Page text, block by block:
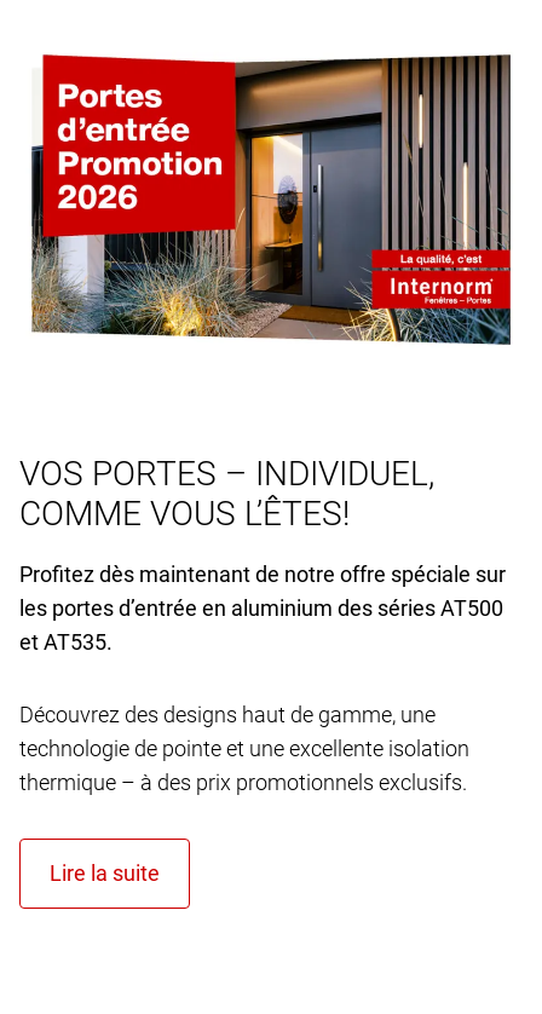
VOS PORTES – INDIVIDUEL,
COMME VOUS L’ÊTES!
Profitez dès maintenant de notre offre spéciale sur
les portes d’entrée en aluminium des séries AT500
et AT535.
Découvrez des designs haut de gamme, une
technologie de pointe et une excellente isolation
thermique – à des prix promotionnels exclusifs.